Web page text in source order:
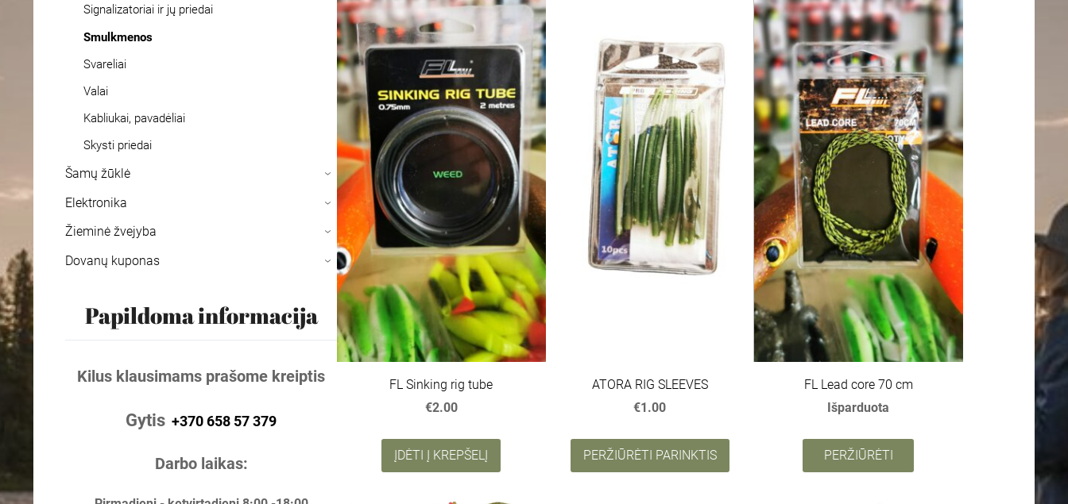
Signalizatoriai ir jų priedai
Smulkmenos
Svareliai
Valai
Kabliukai, pavadėliai
Skysti priedai
Šamų žūklė ›
Elektronika ›
Žieminė žvejyba ›
Dovanų kuponas ›
Papildoma informacija
Kilus klausimams prašome kreiptis
Gytis +370 658 57 379
Darbo laikas:
FL Sinking rig tube
€2.00
ĮDĖTI Į KREPŠELĮ
ATORA RIG SLEEVES
€1.00
PERŽIŪRĖTI PARINKTIS
FL Lead core 70 cm
Išparduota
PERŽIŪRĖTI